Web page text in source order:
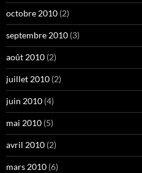
octobre 2010 (2)
septembre 2010 (3)
août 2010 (2)
juillet 2010 (2)
juin 2010 (4)
mai 2010 (5)
avril 2010 (2)
mars 2010 (6)